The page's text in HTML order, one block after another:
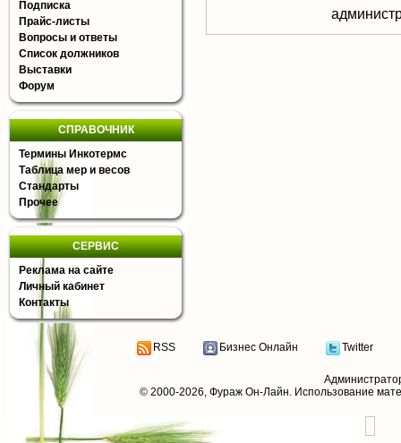
Подписка
Прайс-листы
Вопросы и ответы
Список должников
Выставки
Форум
СПРАВОЧНИК
Термины Инкотермс
Таблица мер и весов
Стандарты
Прочее
СЕРВИС
Реклама на сайте
Личный кабинет
Контакты
RSS Бизнес Онлайн Twitter
© 2000-2026, Фураж Он-Лайн. Использование